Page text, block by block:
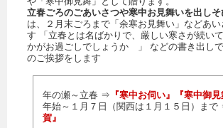
立春ごろのごあいさつや寒中お見舞いを出し
は、２月末ごろまで「余寒お見舞い」などあい
す 「立春とは名ばかりで、厳しい寒さが続い
かがお過ごしでしょうか 」 などの書き出し
のご挨拶をします
年の瀬～立春 ⇒ 『寒中お伺い』『寒中御見
年始～１月７日（関西は１月１５日）ま
賀』